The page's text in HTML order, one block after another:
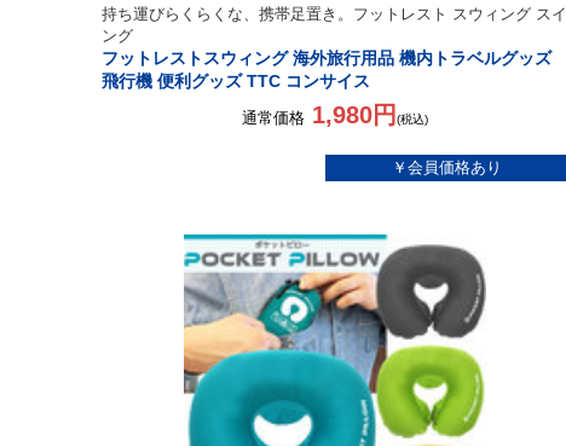
持ち運びらくらくな、携帯足置き。フットレスト スウィング スイ
ング
フットレストスウィング 海外旅行用品 機内トラベルグッズ
飛行機 便利グッズ TTC コンサイス
通常価格 1,980円(税込)